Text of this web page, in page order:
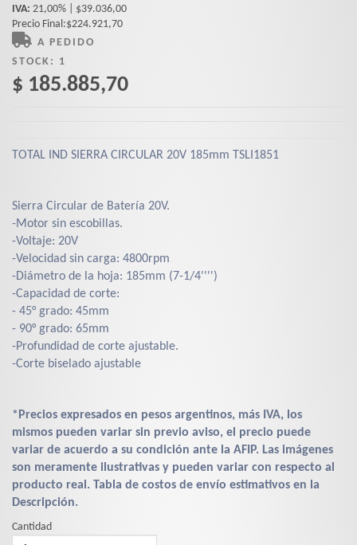
IVA: 21,00% | $39.036,00
Precio Final:$224.921,70
A PEDIDO
STOCK: 1
$ 185.885,70
TOTAL IND SIERRA CIRCULAR 20V 185mm TSLI1851
Sierra Circular de Batería 20V.
-Motor sin escobillas.
-Voltaje: 20V
-Velocidad sin carga: 4800rpm
-Diámetro de la hoja: 185mm (7-1/4'''')
-Capacidad de corte:
- 45° grado: 45mm
- 90° grado: 65mm
-Profundidad de corte ajustable.
-Corte biselado ajustable
*Precios expresados en pesos argentinos, más IVA, los
mismos pueden variar sin previo aviso, el precio puede
variar de acuerdo a su condición ante la AFIP. Las imágenes
son meramente ilustrativas y pueden variar con respecto al
producto real. Tabla de costos de envío estimativos en la
Descripción.
Cantidad